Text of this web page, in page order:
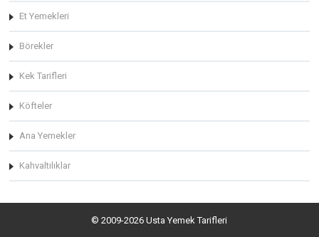
Et Yemekleri
Börekler
Kek Tarifleri
Köfteler
Ana Yemekler
Kahvaltılıklar
© 2009-2026 Usta Yemek Tarifleri